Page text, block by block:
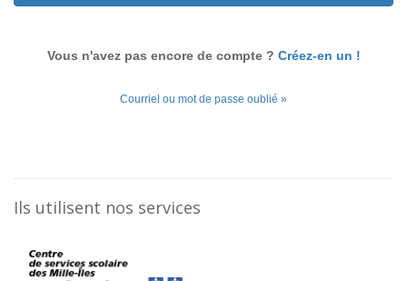
Vous n'avez pas encore de compte ? Créez-en un !
Courriel ou mot de passe oublié »
Ils utilisent nos services